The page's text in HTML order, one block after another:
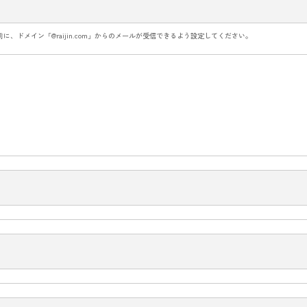
、ドメイン「@raijin.com」からのメールが受信できるよう設定してください。